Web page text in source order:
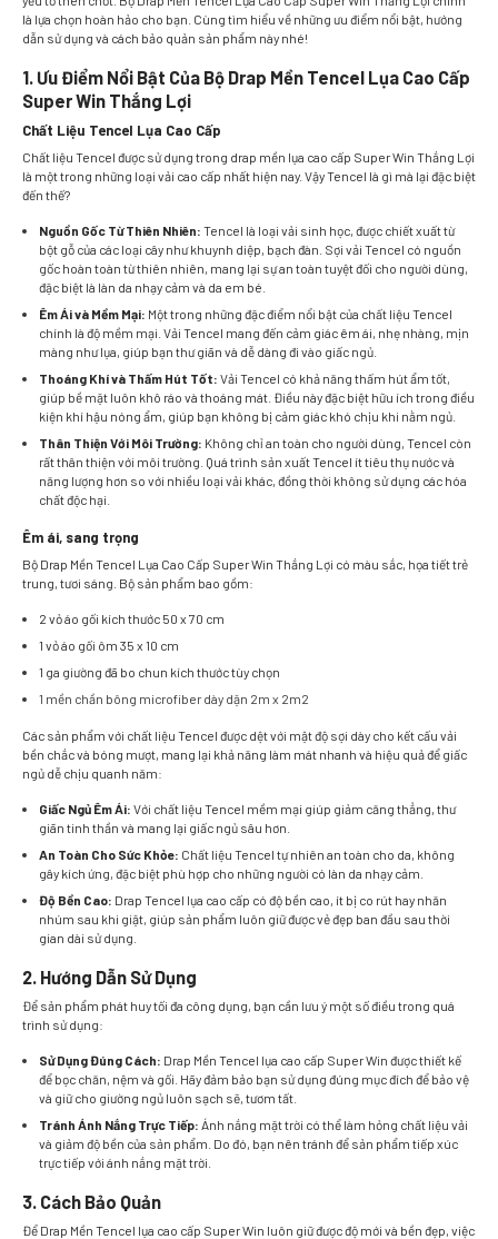
là lựa chọn hoàn hảo cho bạn. Cùng tìm hiểu về những ưu điểm nổi bật, hướng
dẫn sử dụng và cách bảo quản sản phẩm này nhé!
1. Ưu Điểm Nổi Bật Của Bộ Drap Mền Tencel Lụa Cao Cấp
Super Win Thắng Lợi
Chất Liệu Tencel Lụa Cao Cấp
Chất liệu Tencel được sử dụng trong drap mền lụa cao cấp Super Win Thắng Lợi
là một trong những loại vải cao cấp nhất hiện nay. Vậy Tencel là gì mà lại đặc biệt
đến thế?
Nguồn Gốc Từ Thiên Nhiên: Tencel là loại vải sinh học, được chiết xuất từ
bột gỗ của các loại cây như khuynh diệp, bạch đàn. Sợi vải Tencel có nguồn
gốc hoàn toàn từ thiên nhiên, mang lại sự an toàn tuyệt đối cho người dùng,
đặc biệt là làn da nhạy cảm và da em bé.
Êm Ái và Mềm Mại: Một trong những đặc điểm nổi bật của chất liệu Tencel
chính là độ mềm mại. Vải Tencel mang đến cảm giác êm ái, nhẹ nhàng, mịn
màng như lụa, giúp bạn thư giãn và dễ dàng đi vào giấc ngủ.
Thoáng Khí và Thấm Hút Tốt: Vải Tencel có khả năng thấm hút ẩm tốt,
giúp bề mặt luôn khô ráo và thoáng mát. Điều này đặc biệt hữu ích trong điều
kiện khí hậu nóng ẩm, giúp bạn không bị cảm giác khó chịu khi nằm ngủ.
Thân Thiện Với Môi Trường: Không chỉ an toàn cho người dùng, Tencel còn
rất thân thiện với môi trường. Quá trình sản xuất Tencel ít tiêu thụ nước và
năng lượng hơn so với nhiều loại vải khác, đồng thời không sử dụng các hóa
chất độc hại.
Êm ái, sang trọng
Bộ Drap Mền Tencel Lụa Cao Cấp Super Win Thắng Lợi có màu sắc, họa tiết trẻ
trung, tươi sáng. Bộ sản phẩm bao gồm:
2 vỏ áo gối kích thước 50 x 70 cm
1 vỏ áo gối ôm 35 x 10 cm
1 ga giường đã bo chun kích thước tùy chọn
1 mền chần bông microfiber dày dặn 2m x 2m2
Các sản phẩm với chất liệu Tencel được dệt với mật độ sợi dày cho kết cấu vải
bền chắc và bóng mượt, mang lại khả năng làm mát nhanh và hiệu quả để giấc
ngủ dễ chịu quanh năm:
Giấc Ngủ Êm Ái: Với chất liệu Tencel mềm mại giúp giảm căng thẳng, thư
giãn tinh thần và mang lại giấc ngủ sâu hơn.
An Toàn Cho Sức Khỏe: Chất liệu Tencel tự nhiên an toàn cho da, không
gây kích ứng, đặc biệt phù hợp cho những người có làn da nhạy cảm.
Độ Bền Cao: Drap Tencel lụa cao cấp có độ bền cao, ít bị co rút hay nhăn
nhúm sau khi giặt, giúp sản phẩm luôn giữ được vẻ đẹp ban đầu sau thời
gian dài sử dụng.
2. Hướng Dẫn Sử Dụng
Để sản phẩm phát huy tối đa công dụng, bạn cần lưu ý một số điều trong quá
trình sử dụng:
Sử Dụng Đúng Cách: Drap Mền Tencel lụa cao cấp Super Win được thiết kế
để bọc chăn, nệm và gối. Hãy đảm bảo bạn sử dụng đúng mục đích để bảo vệ
và giữ cho giường ngủ luôn sạch sẽ, tươm tất.
Tránh Ánh Nắng Trực Tiếp: Ánh nắng mặt trời có thể làm hỏng chất liệu vải
và giảm độ bền của sản phẩm. Do đó, bạn nên tránh để sản phẩm tiếp xúc
trực tiếp với ánh nắng mặt trời.
3. Cách Bảo Quản
Để Drap Mền Tencel lụa cao cấp Super Win luôn giữ được độ mới và bền đẹp, việc